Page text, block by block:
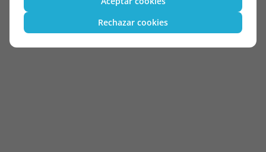
Rechazar cookies